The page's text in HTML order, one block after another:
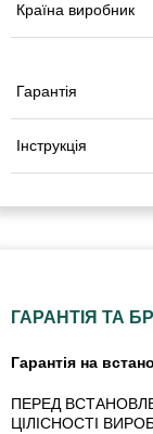
Країна виробник
Гарантія
Інструкція
ГАРАНТІЯ ТА
Гарантія на
ПЕРЕД
ЦІЛІСНОСТІ